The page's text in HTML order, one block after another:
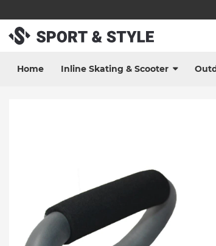
Home Inline Skating & Scooter